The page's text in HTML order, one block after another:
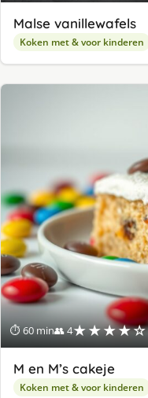
Malse vanillewafels
Koken met & voor kinderen
⏱ 60 min👥 4★★★★☆
M en M’s cakeje
Koken met & voor kinderen